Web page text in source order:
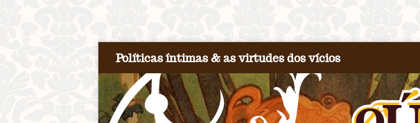
Políticas íntimas & as virtudes dos vícios